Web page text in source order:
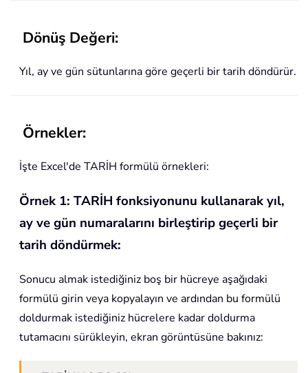
Dönüş Değeri:
Yıl, ay ve gün sütunlarına göre geçerli bir tarih döndürür.
Örnekler:
İşte Excel'de TARİH formülü örnekleri:
Örnek 1: TARİH fonksiyonunu kullanarak yıl,
ay ve gün numaralarını birleştirip geçerli bir
tarih döndürmek:
Sonucu almak istediğiniz boş bir hücreye aşağıdaki
formülü girin veya kopyalayın ve ardından bu formülü
doldurmak istediğiniz hücrelere kadar doldurma
tutamacını sürükleyin, ekran görüntüsüne bakınız: